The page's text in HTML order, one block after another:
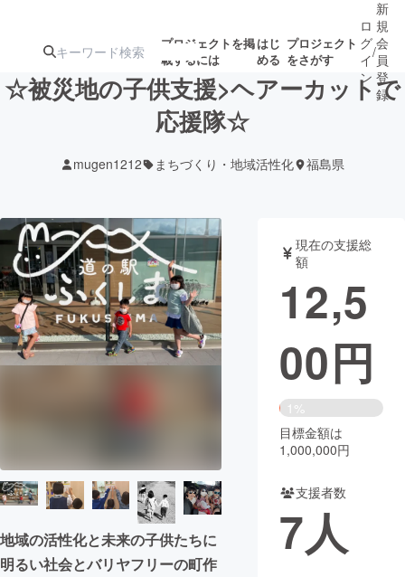
プロジェクトを掲
載するには
はじ
める
プロジェクト
をさがす
ターン
ジェクト
募集終了が近いプ
ロジェクト
もうすぐ公開
されます
アート・写真 音楽
テクノロジー・ガジェット ゲーム・
映像・映画 書籍・雑誌
チャレンジ
CAMPFIRE for Social Good CAMPFIRE Creation
CAMPFIREふるさと納税
コミュニティ
ロ
グ
イ
ン
/
新
規
会
員
登
録
☆被災地の子供支援>ヘアーカットで
応援隊☆
mugen1212 まちづくり・地域活性化 福島県
地域の活性化と未来の子供たちに
明るい社会とバリヤフリーの町作
現在の支援総
額
12,5
00円
1%
目標金額は
1,000,000円
支援者数
7人